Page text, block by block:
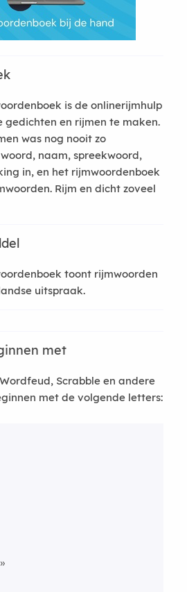
is de onlinerijmhulp
gedichten en rijmen te maken.
was nog nooit zo
naam, spreekwoord,
in, en het rijmwoordenboek
Rijm en dicht zoveel
toont rijmwoorden
uitspraak.
met
Scrabble en andere
met de volgende letters: